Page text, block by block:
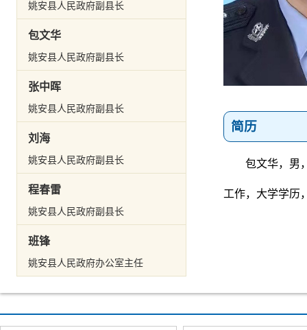
姚安县人民政府副县长
包文华
姚安县人民政府副县长
张中晖
姚安县人民政府副县长
刘海
姚安县人民政府副县长
程春雷
姚安县人民政府副县长
班锋
姚安县人民政府办公室主任
简历
包文华， 男
工作， 大学学历